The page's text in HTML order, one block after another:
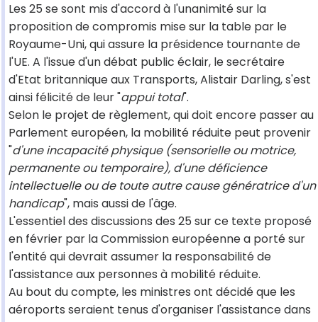
Les 25 se sont mis d'accord à l'unanimité sur la
proposition de compromis mise sur la table par le
Royaume-Uni, qui assure la présidence tournante de
l'UE. A l'issue d'un débat public éclair, le secrétaire
d'Etat britannique aux Transports, Alistair Darling, s'est
ainsi félicité de leur "appui total".
Selon le projet de règlement, qui doit encore passer au
Parlement européen, la mobilité réduite peut provenir
"d'une incapacité physique (sensorielle ou motrice,
permanente ou temporaire), d'une déficience
intellectuelle ou de toute autre cause génératrice d'un
handicap", mais aussi de l'âge.
L'essentiel des discussions des 25 sur ce texte proposé
en février par la Commission européenne a porté sur
l'entité qui devrait assumer la responsabilité de
l'assistance aux personnes à mobilité réduite.
Au bout du compte, les ministres ont décidé que les
aéroports seraient tenus d'organiser l'assistance dans